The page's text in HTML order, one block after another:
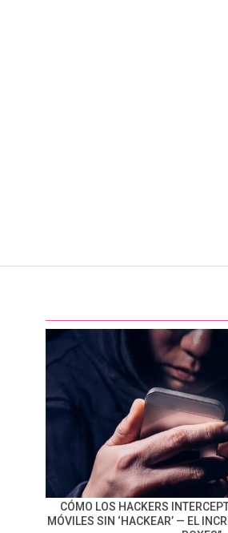
CÓMO LOS HACKERS
MÓVILES SIN ‘HACKEAR’ — EL